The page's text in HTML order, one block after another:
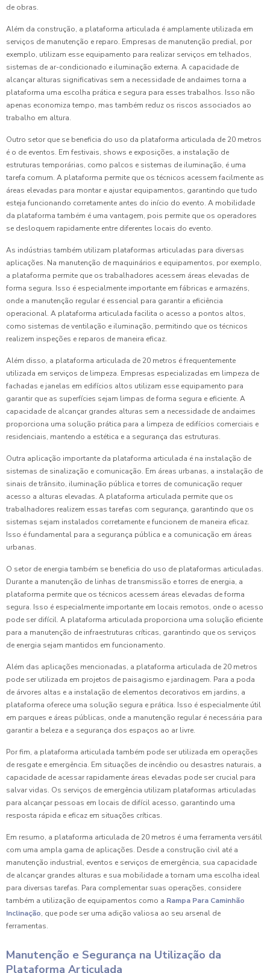
de obras.
Além da construção, a plataforma articulada é amplamente utilizada em
serviços de manutenção e reparo. Empresas de manutenção predial, por
exemplo, utilizam esse equipamento para realizar serviços em telhados,
sistemas de ar-condicionado e iluminação externa. A capacidade de
alcançar alturas significativas sem a necessidade de andaimes torna a
plataforma uma escolha prática e segura para esses trabalhos. Isso não
apenas economiza tempo, mas também reduz os riscos associados ao
trabalho em altura.
Outro setor que se beneficia do uso da plataforma articulada de 20 metros
é o de eventos. Em festivais, shows e exposições, a instalação de
estruturas temporárias, como palcos e sistemas de iluminação, é uma
tarefa comum. A plataforma permite que os técnicos acessem facilmente as
áreas elevadas para montar e ajustar equipamentos, garantindo que tudo
esteja funcionando corretamente antes do início do evento. A mobilidade
da plataforma também é uma vantagem, pois permite que os operadores
se desloquem rapidamente entre diferentes locais do evento.
As indústrias também utilizam plataformas articuladas para diversas
aplicações. Na manutenção de maquinários e equipamentos, por exemplo,
a plataforma permite que os trabalhadores acessem áreas elevadas de
forma segura. Isso é especialmente importante em fábricas e armazéns,
onde a manutenção regular é essencial para garantir a eficiência
operacional. A plataforma articulada facilita o acesso a pontos altos,
como sistemas de ventilação e iluminação, permitindo que os técnicos
realizem inspeções e reparos de maneira eficaz.
Além disso, a plataforma articulada de 20 metros é frequentemente
utilizada em serviços de limpeza. Empresas especializadas em limpeza de
fachadas e janelas em edifícios altos utilizam esse equipamento para
garantir que as superfícies sejam limpas de forma segura e eficiente. A
capacidade de alcançar grandes alturas sem a necessidade de andaimes
proporciona uma solução prática para a limpeza de edifícios comerciais e
residenciais, mantendo a estética e a segurança das estruturas.
Outra aplicação importante da plataforma articulada é na instalação de
sistemas de sinalização e comunicação. Em áreas urbanas, a instalação de
sinais de trânsito, iluminação pública e torres de comunicação requer
acesso a alturas elevadas. A plataforma articulada permite que os
trabalhadores realizem essas tarefas com segurança, garantindo que os
sistemas sejam instalados corretamente e funcionem de maneira eficaz.
Isso é fundamental para a segurança pública e a comunicação em áreas
urbanas.
O setor de energia também se beneficia do uso de plataformas articuladas.
Durante a manutenção de linhas de transmissão e torres de energia, a
plataforma permite que os técnicos acessem áreas elevadas de forma
segura. Isso é especialmente importante em locais remotos, onde o acesso
pode ser difícil. A plataforma articulada proporciona uma solução eficiente
para a manutenção de infraestruturas críticas, garantindo que os serviços
de energia sejam mantidos em funcionamento.
Além das aplicações mencionadas, a plataforma articulada de 20 metros
pode ser utilizada em projetos de paisagismo e jardinagem. Para a poda
de árvores altas e a instalação de elementos decorativos em jardins, a
plataforma oferece uma solução segura e prática. Isso é especialmente útil
em parques e áreas públicas, onde a manutenção regular é necessária para
garantir a beleza e a segurança dos espaços ao ar livre.
Por fim, a plataforma articulada também pode ser utilizada em operações
de resgate e emergência. Em situações de incêndio ou desastres naturais, a
capacidade de acessar rapidamente áreas elevadas pode ser crucial para
salvar vidas. Os serviços de emergência utilizam plataformas articuladas
para alcançar pessoas em locais de difícil acesso, garantindo uma
resposta rápida e eficaz em situações críticas.
Em resumo, a plataforma articulada de 20 metros é uma ferramenta versátil
com uma ampla gama de aplicações. Desde a construção civil até a
manutenção industrial, eventos e serviços de emergência, sua capacidade
de alcançar grandes alturas e sua mobilidade a tornam uma escolha ideal
para diversas tarefas. Para complementar suas operações, considere
também a utilização de equipamentos como a Rampa Para Caminhão
Inclinação, que pode ser uma adição valiosa ao seu arsenal de
ferramentas.
Manutenção e Segurança na Utilização da
Plataforma Articulada